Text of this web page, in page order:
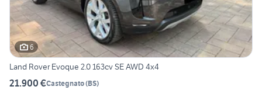
6
Land Rover Evoque 2.0 163cv SE AWD 4x4
21.900 €Castegnato(BS)